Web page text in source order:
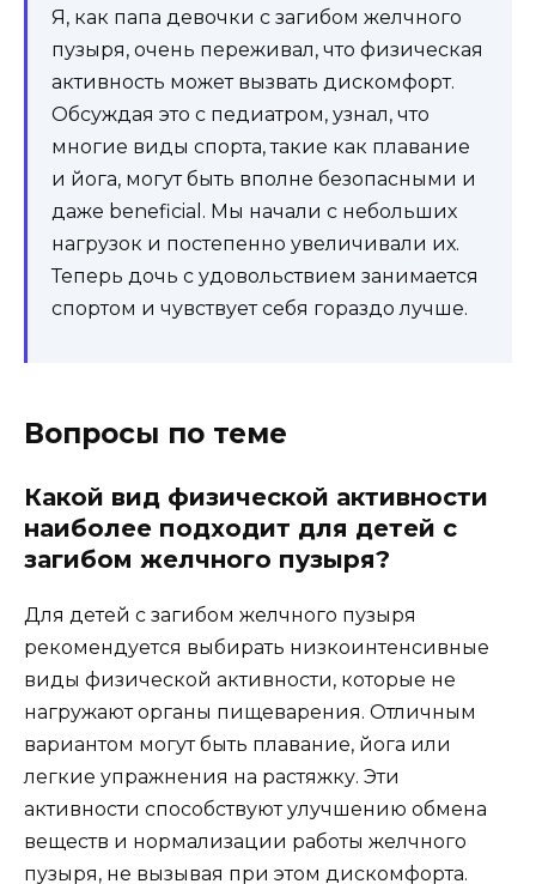
Я, как папа девочки с загибом желчного
пузыря, очень переживал, что физическая
активность может вызвать дискомфорт.
Обсуждая это с педиатром, узнал, что
многие виды спорта, такие как плавание
и йога, могут быть вполне безопасными и
даже beneficial. Мы начали с небольших
нагрузок и постепенно увеличивали их.
Теперь дочь с удовольствием занимается
спортом и чувствует себя гораздо лучше.
Вопросы по теме
Какой вид физической активности
наиболее подходит для детей с
загибом желчного пузыря?
Для детей с загибом желчного пузыря
рекомендуется выбирать низкоинтенсивные
виды физической активности, которые не
нагружают органы пищеварения. Отличным
вариантом могут быть плавание, йога или
легкие упражнения на растяжку. Эти
активности способствуют улучшению обмена
веществ и нормализации работы желчного
пузыря, не вызывая при этом дискомфорта.